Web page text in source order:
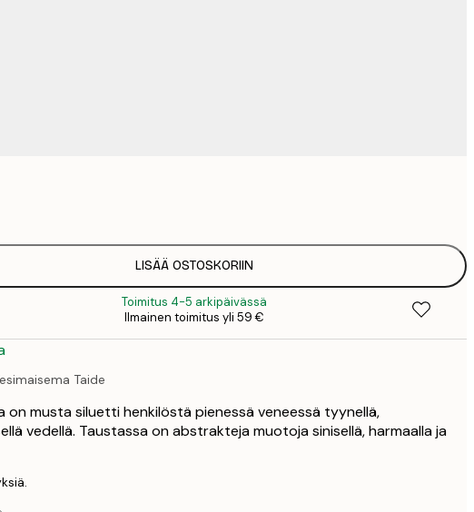
LISÄÄ OSTOSKORIIN
Toimitus 4-5 arkipäivässä
Ilmainen toimitus yli 59 €
Taide
on musta siluetti henkilöstä pienessä veneessä tyynellä,
vedellä. Taustassa on abstrakteja muotoja sinisellä, harmaalla ja